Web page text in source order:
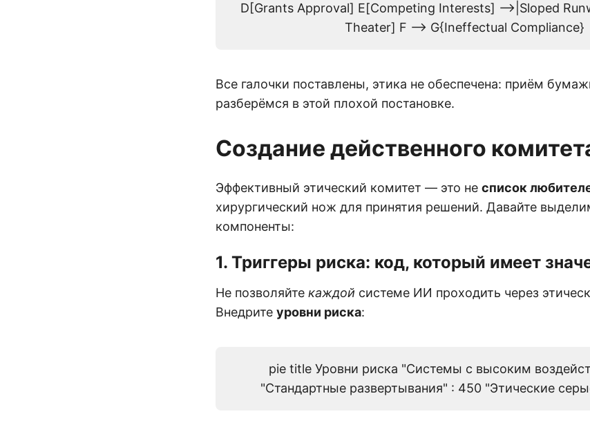
D[Grants Approval] E[Competing Interests] -->|Sloped
Theater] F --> G{Ineffectual Compliance}
Все галочки поставлены, этика не обеспечена: приём
разберёмся в этой плохой постановке.
Создание действенного
Эффективный этический комитет — это не список
хирургический нож для принятия решений. Давайте
компоненты:
1. Триггеры риска: код, который имеет
Не позволяйте каждой системе ИИ проходить через
Внедрите уровни риска:
pie title Уровни риска "Системы с высоким
"Стандартные развертывания" : 450 "Этические